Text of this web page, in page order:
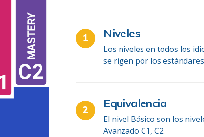
Niveles
Los niveles en todos los
se rigen por los
Equivalencia
El nivel Básico son los
Avanzado C1, C2.